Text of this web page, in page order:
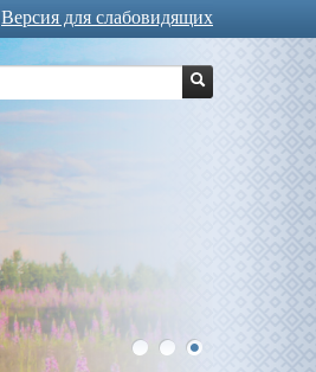
Версия для слабовидящих
1 2 3